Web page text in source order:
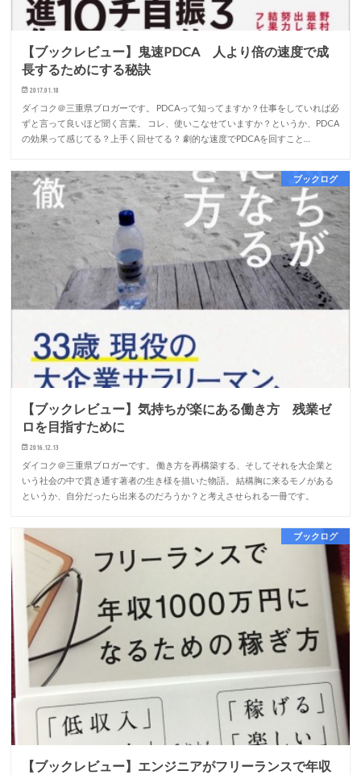
【ブックレビュー】鬼速PDCA 人より倍の速度で成
長するためにする秘訣
2017.01.18
ダイコク＠三重県ブロガーです。 PDCAって知ってますか？仕事をしていれば必
ずと言って良いほど聞く言葉。 コレ、使いこなせていますか？というか、PDCA
の効果って感じてる？上手く回せてる？ 劇的な速度でPDCAを回すこと…
ブックログ
【ブックレビュー】気持ちが楽にある働き方 残業ゼ
ロを目指すために
2016.12.13
ダイコク＠三重県ブロガーです。 働き方を再構築する、そしてそれを大企業と
いう社会の中で貫き通す著者の生き様を描いた物語。 結構胸に来るモノがある
というか、自分だったら出来るのだろうか？と考えさせられる一冊です。
ブックログ
【ブックレビュー】エンジニアがフリーランスで年収